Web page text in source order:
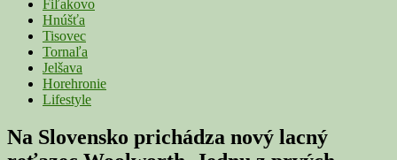
Fiľakovo
Hnúšťa
Tisovec
Tornaľa
Jelšava
Horehronie
Lifestyle
Na Slovensko prichádza nový lacný